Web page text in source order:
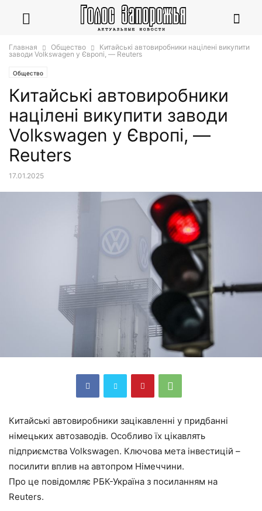
Главная Общество
Китайські автовиробники націлені викупити
заводи Volkswagen у Європі, — Reuters
Общество
Китайські автовиробники
націлені викупити заводи
Volkswagen у Європі, —
Reuters
17.01.2025
Китайські автовиробники зацікавленні у придбанні
німецьких автозаводів. Особливо їх цікавлять
підприємства Volkswagen. Ключова мета інвестицій –
посилити вплив на автопром Німеччини.
Про це повідомляє РБК-Україна з посиланням на
Reuters.